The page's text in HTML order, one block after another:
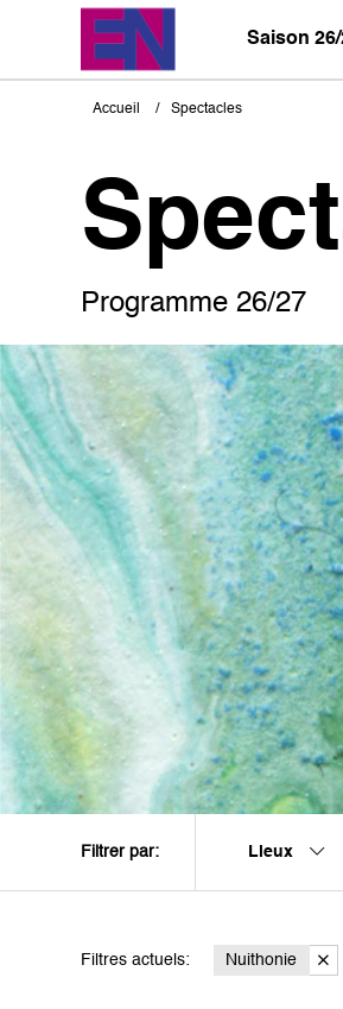
Saison
Fil
Accueil Spectacles
Programme 26/27
Filtrer par: Lieux
Filtres actuels: Nuithonie